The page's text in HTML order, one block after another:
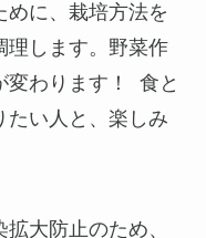
めに、栽培方法を
理します。野菜作
変わります！ 食と
たい人と、楽しみ
大防止のため、